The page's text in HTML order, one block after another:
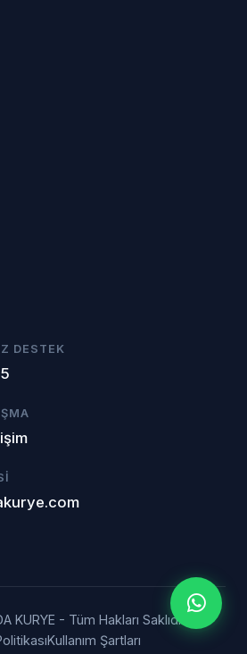
DESTEK
KURYE - Tüm Hakları Saklıdır.
Kullanım Şartları